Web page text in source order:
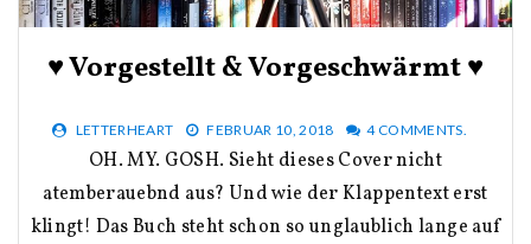
♥ Vorgestellt & Vorgeschwärmt ♥
LETTERHEART FEBRUAR 10, 2018 4 COMMENTS.
OH. MY. GOSH. Sieht dieses Cover nicht
atemberauebnd aus? Und wie der Klappentext erst
klingt! Das Buch steht schon so unglaublich lange auf